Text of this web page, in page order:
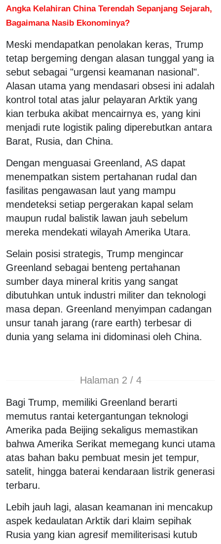
Angka Kelahiran China Terendah Sepanjang Sejarah,
Bagaimana Nasib Ekonominya?
Meski mendapatkan penolakan keras, Trump
tetap bergeming dengan alasan tunggal yang ia
sebut sebagai "urgensi keamanan nasional".
Alasan utama yang mendasari obsesi ini adalah
kontrol total atas jalur pelayaran Arktik yang
kian terbuka akibat mencairnya es, yang kini
menjadi rute logistik paling diperebutkan antara
Barat, Rusia, dan China.
Dengan menguasai Greenland, AS dapat
menempatkan sistem pertahanan rudal dan
fasilitas pengawasan laut yang mampu
mendeteksi setiap pergerakan kapal selam
maupun rudal balistik lawan jauh sebelum
mereka mendekati wilayah Amerika Utara.
Selain posisi strategis, Trump mengincar
Greenland sebagai benteng pertahanan
sumber daya mineral kritis yang sangat
dibutuhkan untuk industri militer dan teknologi
masa depan. Greenland menyimpan cadangan
unsur tanah jarang (rare earth) terbesar di
dunia yang selama ini didominasi oleh China.
Halaman 2 / 4
Bagi Trump, memiliki Greenland berarti
memutus rantai ketergantungan teknologi
Amerika pada Beijing sekaligus memastikan
bahwa Amerika Serikat memegang kunci utama
atas bahan baku pembuat mesin jet tempur,
satelit, hingga baterai kendaraan listrik generasi
terbaru.
Lebih jauh lagi, alasan keamanan ini mencakup
aspek kedaulatan Arktik dari klaim sepihak
Rusia yang kian agresif memiliterisasi kutub